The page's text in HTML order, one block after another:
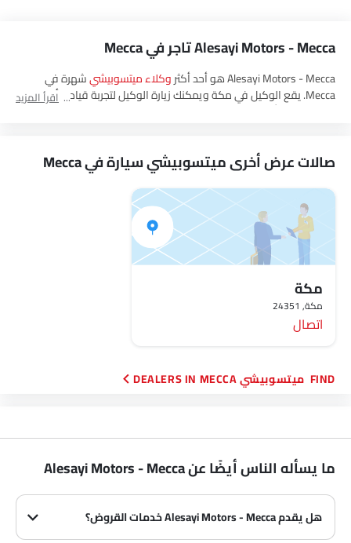
Alesayi Motors - Mecca تاجر في Mecca
Alesayi Motors - Mecca هو أحد أكثر وكلاء ميتسوبيشيشهرة في
Mecca. يقع الوكيل في مكة ويمكنك زيارة الوكيل لتجربة قيادة، أو
الحصول على أحدث العروض، وشراء جميع
اقرأ المزيد
صالات عرض أخرى ميتسوبيشي سيارة في Mecca
مكة
مكة, 24351
اتصال
FIND ميتسوبيشي DEALERS IN MECCA
ما يسأله الناس أيضًا عن Alesayi Motors - Mecca
هل يقدم Alesayi Motors - Mecca خدمات القروض؟